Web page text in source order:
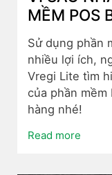
MỀM POS
Sử dụng phần
nhiều lợi ích,
Vregi Lite tìm
của phần mềm
hàng nhé!
Read more